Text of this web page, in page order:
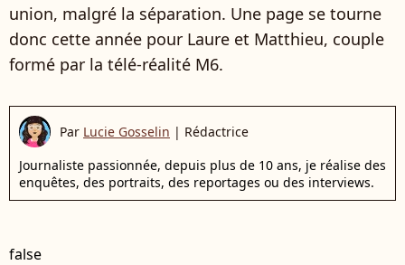
union, malgré la séparation. Une page se tourne
donc cette année pour Laure et Matthieu, couple
formé par la télé-réalité M6.
Par Lucie Gosselin | Rédactrice
Journaliste passionnée, depuis plus de 10 ans, je réalise des
enquêtes, des portraits, des reportages ou des interviews.
false